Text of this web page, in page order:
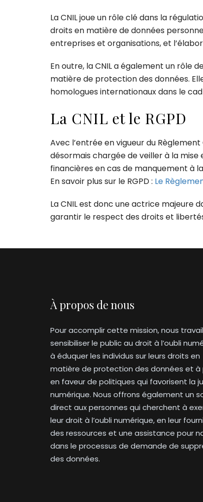
La CNIL joue un rôle clé dans la
droits en matière de données
entreprises et organisations, et
En outre, la CNIL a également un rôle
matière de protection des données.
homologues internationaux dans le
La CNIL et le RGPD
Avec l’entrée en vigueur du
désormais chargée de veiller à la
financières en cas de manquement à
En savoir plus sur le RGPD : Le
La CNIL est donc une actrice majeure
garantir le respect des droits et
À propos de nous
Pour accomplir cette mission, nous
sensibiliser le public au droit à l’oubli
à éduquer les individus sur leurs droits en
matière de protection des données et à
en faveur de politiques qui favorisent la
numérique. Nous offrons également un
direct aux personnes qui cherchent à
leur droit à l’oubli numérique, en leur
des ressources et une assistance pour
dans le processus de demande de
des données.